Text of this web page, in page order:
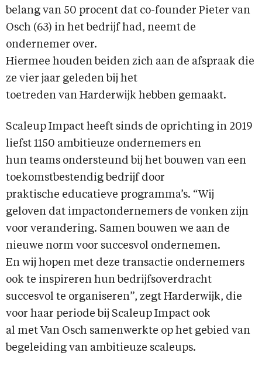
belang van 50 procent dat co-founder Pieter van
Osch (63) in het bedrijf had, neemt de
ondernemer over.
Hiermee houden beiden zich aan de afspraak die
ze vier jaar geleden bij het
toetreden van Harderwijk hebben gemaakt.
Scaleup Impact heeft sinds de oprichting in 2019
liefst 1150 ambitieuze ondernemers en
hun teams ondersteund bij het bouwen van een
toekomstbestendig bedrijf door
praktische educatieve programma’s. “Wij
geloven dat impactondernemers de vonken zijn
voor verandering. Samen bouwen we aan de
nieuwe norm voor succesvol ondernemen.
En wij hopen met deze transactie ondernemers
ook te inspireren hun bedrijfsoverdracht
succesvol te organiseren”, zegt Harderwijk, die
voor haar periode bij Scaleup Impact ook
al met Van Osch samenwerkte op het gebied van
begeleiding van ambitieuze scaleups.